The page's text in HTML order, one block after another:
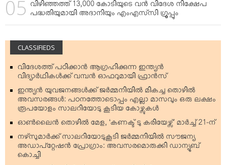
വിഴിഞ്ഞത്ത് 13,000 കോടിയുടെ വന്‍ വിദേശ നിക്ഷേപ
പദ്ധതിയുമായി അദാനിയും എംഎസ്‌സി ഗ്രൂപ്പും
CLASSIFIEDS
വിദേശത്ത് പഠിക്കാന്‍ ആഗ്രഹിക്കുന്ന ഇന്ത്യന്‍
വിദ്യാര്‍ഥികള്‍ക്ക് വമ്പന്‍ ഓഫറുമായി ഫ്രാന്‍സ്
ഇന്ത്യന്‍ യുവജനങ്ങള്‍ക്ക് ജര്‍മ്മനിയില്‍ മികച്ച തൊഴില്‍
അവസരങ്ങള്‍: പഠനത്തോടൊപ്പം എല്ലാ മാസവും ഒരു ലക്ഷം
രൂപയോളം സാലറിയോടു കൂടിയ കോഴ്സുകള്‍
ഓണ്‍ലൈന്‍ തൊഴില്‍ മേള, ‘കണക്ട് ടു കരിയേഴ്സ്’ മാര്‍ച്ച് 21-ന്
നഴ്‌സുമാര്‍ക്ക് സാലറിയോടുകൂടി ജര്‍മ്മനിയില്‍ സൗജന്യ
അഡാപ്റ്റേഷന്‍ പ്രോഗ്രാം: അവസരമൊരുക്കി ഡാന്യൂബ്
കൊച്ചി